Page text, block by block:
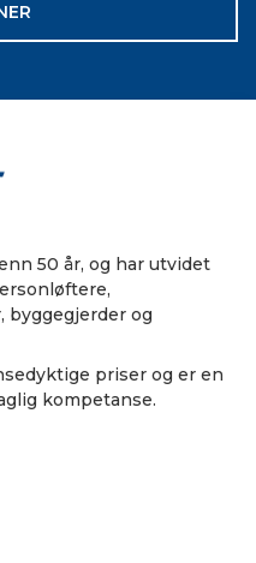
50 år, og har utvidet
byggegjerder og
priser og er en
kompetanse.